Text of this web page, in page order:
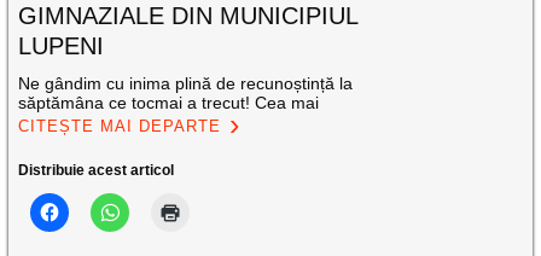
GIMNAZIALE DIN MUNICIPIUL
LUPENI
Ne gândim cu inima plină de recunoștință la
săptămâna ce tocmai a trecut! Cea mai
CITEȘTE MAI DEPARTE
Distribuie acest articol